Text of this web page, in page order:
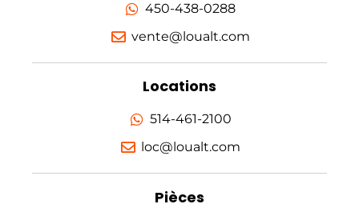
450-438-0288
vente@loualt.com
Locations
514-461-2100
loc@loualt.com
Pièces